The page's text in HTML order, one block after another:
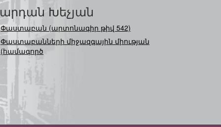
Խեչյան
Փաստաբան (արտոնագիր թիվ 542)
Փաստաբանների միջազգային միության
(համագործակցության